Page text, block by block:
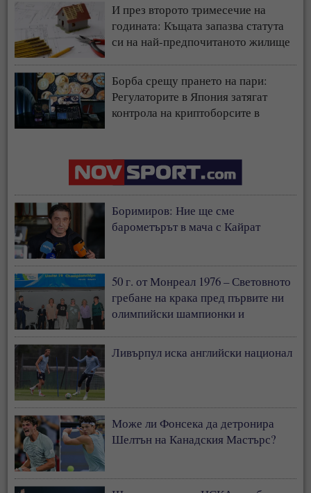
И през второто тримесечие на
годината: Къщата запазва статута
си на най-предпочитаното жилище
Борба срещу прането на пари:
Регулаторите в Япония затягат
контрола на криптоборсите в
Боримиров: Ние ще сме
барометърът в мача с Кайрат
50 г. от Монреал 1976 – Световното
гребане на крака пред първите ни
олимпийски шампионки и
Ливърпул иска английски национал
Може ли Фонсека да детронира
Шелтън на Канадския Мастърс?